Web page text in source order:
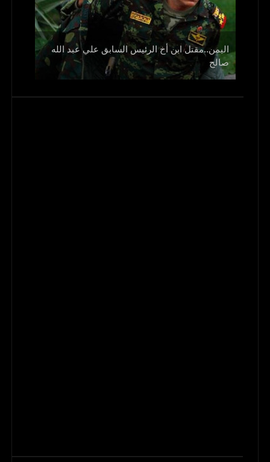
اليمن..مقتل ابن أخ الرئيس السابق علي عبد الله
صالح